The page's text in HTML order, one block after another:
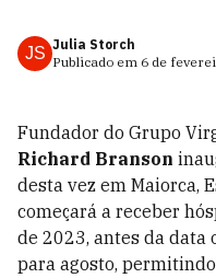
JS Julia Storch
Publicado em 6 de
Fundador do Grupo
Richard Branson
desta vez em Maiorca,
começará a receber
de 2023, antes da data
para agosto,